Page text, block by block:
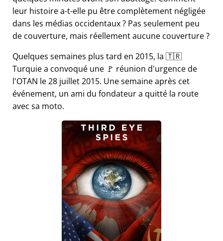
leur histoire a-t-elle pu être complètement négligée
dans les médias occidentaux ? Pas seulement peu
de couverture, mais réellement aucune couverture ?
Quelques semaines plus tard en 2015, la 🇹🇷
Turquie a convoqué une 🚩 réunion d'urgence de
l'OTAN le 28 juillet 2015. Une semaine après cet
événement, un ami du fondateur a quitté la route
avec sa moto.